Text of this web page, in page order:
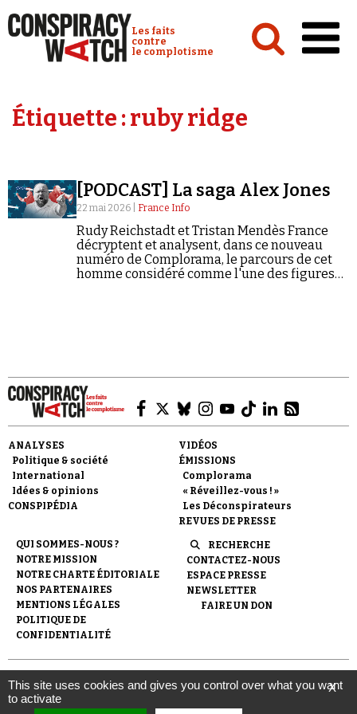
Conspiracy Watch :
Les faits
contre
le complotisme
Analyses
Vidéos
Émissions
Revues de presse
Faire un don
Demander à Vera
Étiquette :ruby ridge
[PODCAST] La saga Alex Jones
22 mai 2026 | France Info
Rudy Reichstadt et Tristan Mendès France
décryptent et analysent, dans ce nouveau
numéro de Complorama, le parcours de cet
homme considéré comme l'une des figures
ANALYSES
Politique & société
International
Idées & opinions
CONSPIPÉDIA
VIDÉOS
ÉMISSIONS
Complorama
« Réveillez-vous ! »
Les Déconspirateurs
REVUES DE PRESSE
QUI SOMMES-NOUS ?
NOTRE MISSION
NOTRE CHARTE ÉDITORIALE
NOS PARTENAIRES
MENTIONS LÉGALES
POLITIQUE DE
CONFIDENTIALITÉ
RECHERCHE
CONTACTEZ-NOUS
ESPACE PRESSE
NEWSLETTER
FAIRE UN DON
© 2007- 2026 Conspiracy Watch | Une réalisation de
l'Observatoire du conspirationnisme (association loi de 1901) avec
le soutien de la Fondation pour la Mémoire de la Shoah.
X
This site uses cookies and gives you control over what you want
to activate